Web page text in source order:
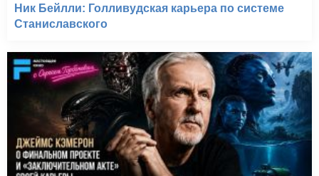
Ник Бейлли: Голливудская карьера по системе
Станиславского